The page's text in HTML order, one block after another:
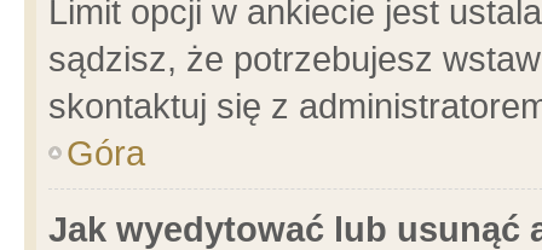
Limit opcji w ankiecie jest
sądzisz, że potrzebujesz
skontaktuj się z
Góra
Jak wyedytować lub usunąć